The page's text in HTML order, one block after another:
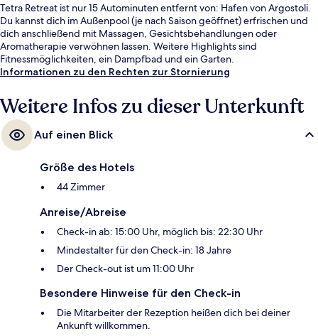
Tetra Retreat ist nur 15 Autominuten entfernt von: Hafen von Argostoli.
Du kannst dich im Außenpool (je nach Saison geöffnet) erfrischen und
dich anschließend mit Massagen, Gesichtsbehandlungen oder
Aromatherapie verwöhnen lassen. Weitere Highlights sind
Fitnessmöglichkeiten, ein Dampfbad und ein Garten.
Informationen zu den Rechten zur Stornierung
Weitere Infos zu dieser Unterkunft
Auf einen Blick
Größe des Hotels
44 Zimmer
Anreise/Abreise
Check-in ab: 15:00 Uhr, möglich bis: 22:30 Uhr
Mindestalter für den Check-in: 18 Jahre
Der Check-out ist um 11:00 Uhr
Besondere Hinweise für den Check-in
Die Mitarbeiter der Rezeption heißen dich bei deiner
Ankunft willkommen.